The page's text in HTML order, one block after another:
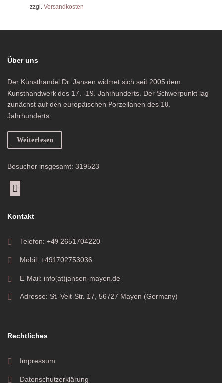
zzgl. Versandkosten
Über uns
Der Kunsthandel Dr. Jansen widmet sich seit 2005 dem
Kunsthandwerk des 17. -19. Jahrhunderts. Der Schwerpunkt lag
zunächst auf den europäischen Porzellanen des 18.
Jahrhunderts.
Weiterlesen
Besucher insgesamt: 319523
Kontakt
Telefon: +49 2651704220
Mobil: +491702753036
E-Mail: info(at)jansen-mayen.de
Adresse: St.-Veit-Str. 17, 56727 Mayen (Germany)
Rechtliches
Impressum
Datenschutzerklärung